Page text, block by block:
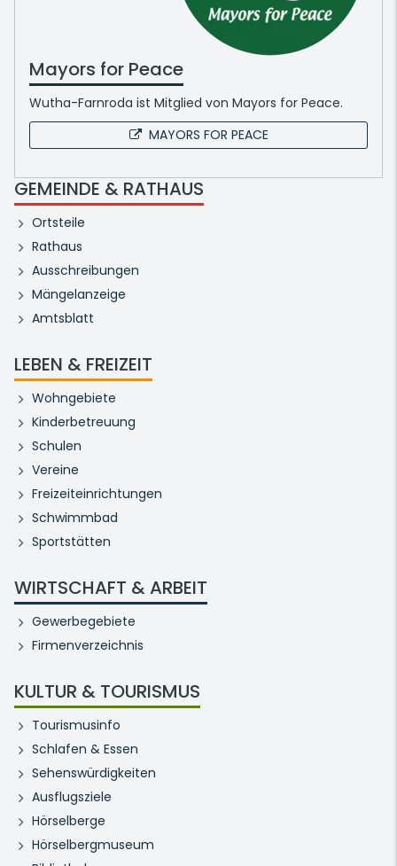
Mayors for Peace
Wutha-Farnroda ist Mitglied von Mayors for Peace.
MAYORS FOR PEACE
GEMEINDE & RATHAUS
Ortsteile
Rathaus
Ausschreibungen
Mängelanzeige
Amtsblatt
LEBEN & FREIZEIT
Wohngebiete
Kinderbetreuung
Schulen
Vereine
Freizeiteinrichtungen
Schwimmbad
Sportstätten
WIRTSCHAFT & ARBEIT
Gewerbegebiete
Firmenverzeichnis
KULTUR & TOURISMUS
Tourismusinfo
Schlafen & Essen
Sehenswürdigkeiten
Ausflugsziele
Hörselberge
Hörselbergmuseum